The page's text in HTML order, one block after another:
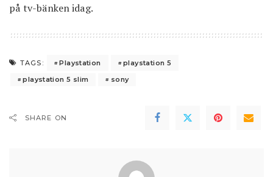
på tv-bänken idag.
TAGS: Playstation
playstation 5
playstation 5 slim
sony
SHARE ON